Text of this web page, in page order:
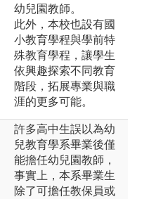
幼兒園教師。
此外，本校也設有國
小教育學程與學前特
殊教育學程，讓學生
依興趣探索不同教育
階段，拓展專業與職
涯的更多可能。
許多高中生誤以為幼
兒教育學系畢業後僅
能擔任幼兒園教師，
事實上，本系畢業生
除了可擔任教保員或